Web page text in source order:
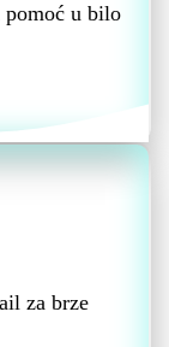
pomoć u bilo
za brze